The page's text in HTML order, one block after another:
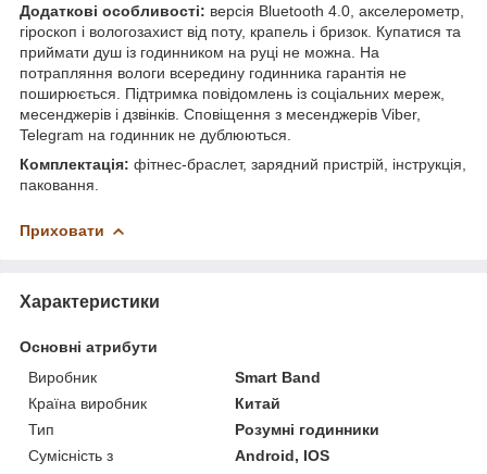
Додаткові особливості: версія Bluetooth 4.0, акселерометр,
гіроскоп і вологозахист від поту, крапель і бризок. Купатися та
приймати душ із годинником на руці не можна. На
потрапляння вологи всередину годинника гарантія не
поширюється. Підтримка повідомлень із соціальних мереж,
месенджерів і дзвінків. Сповіщення з месенджерів Viber,
Telegram на годинник не дублюються.
Комплектація: фітнес-браслет, зарядний пристрій, інструкція,
паковання.
Приховати
Характеристики
Основні атрибути
Виробник
Smart Band
Країна виробник
Китай
Тип
Розумні годинники
Сумісність з
Android, IOS